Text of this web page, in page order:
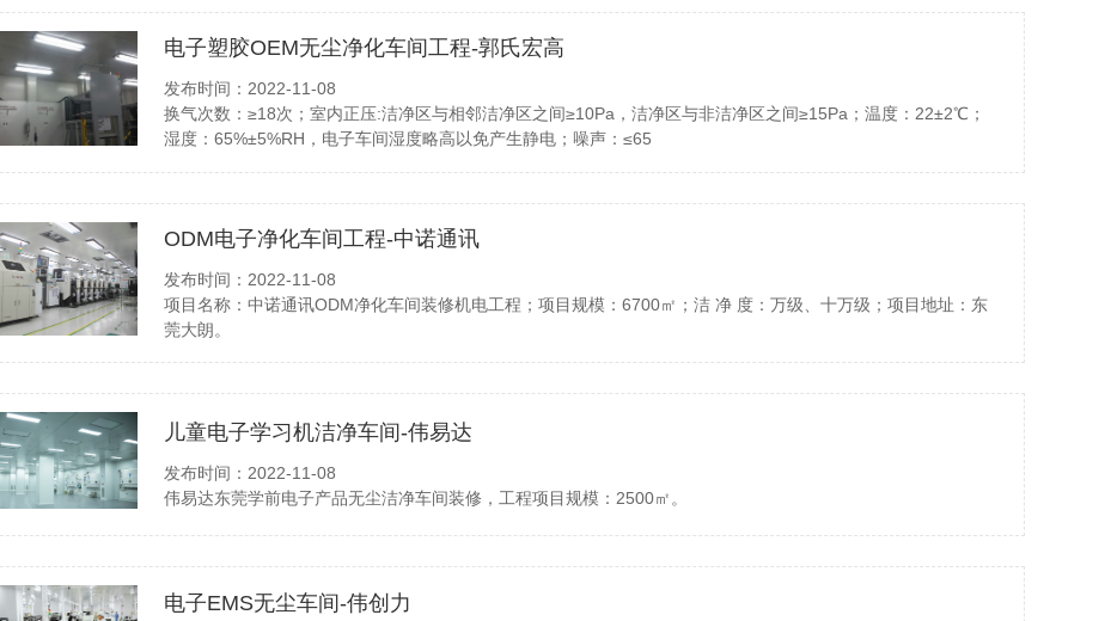
电子塑胶OEM无尘净化车间工程-郭氏宏高
发布时间：2022-11-08
换气次数：≥18次；室内正压:洁净区与相邻洁净区之间≥10Pa，洁净区与非洁净区之间≥15Pa；温度：22±2℃；
湿度：65%±5%RH，电子车间湿度略高以免产生静电；噪声：≤65
ODM电子净化车间工程-中诺通讯
发布时间：2022-11-08
项目名称：中诺通讯ODM净化车间装修机电工程；项目规模：6700㎡；洁 净 度：万级、十万级；项目地址：东
莞大朗。
儿童电子学习机洁净车间-伟易达
发布时间：2022-11-08
伟易达东莞学前电子产品无尘洁净车间装修，工程项目规模：2500㎡。
电子EMS无尘车间-伟创力